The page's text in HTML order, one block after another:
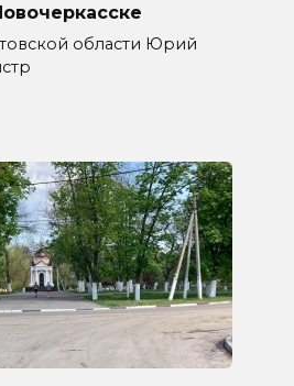
области Юрий